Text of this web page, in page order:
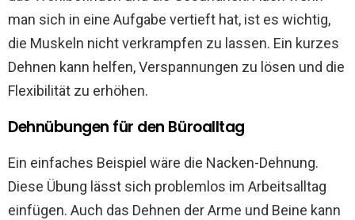
man sich in eine Aufgabe vertieft hat, ist es wichtig,
die Muskeln nicht verkrampfen zu lassen. Ein kurzes
Dehnen kann helfen, Verspannungen zu lösen und die
Flexibilität zu erhöhen.
Dehnübungen für den Büroalltag
Ein einfaches Beispiel wäre die Nacken-Dehnung.
Diese Übung lässt sich problemlos im Arbeitsalltag
einfügen. Auch das Dehnen der Arme und Beine kann